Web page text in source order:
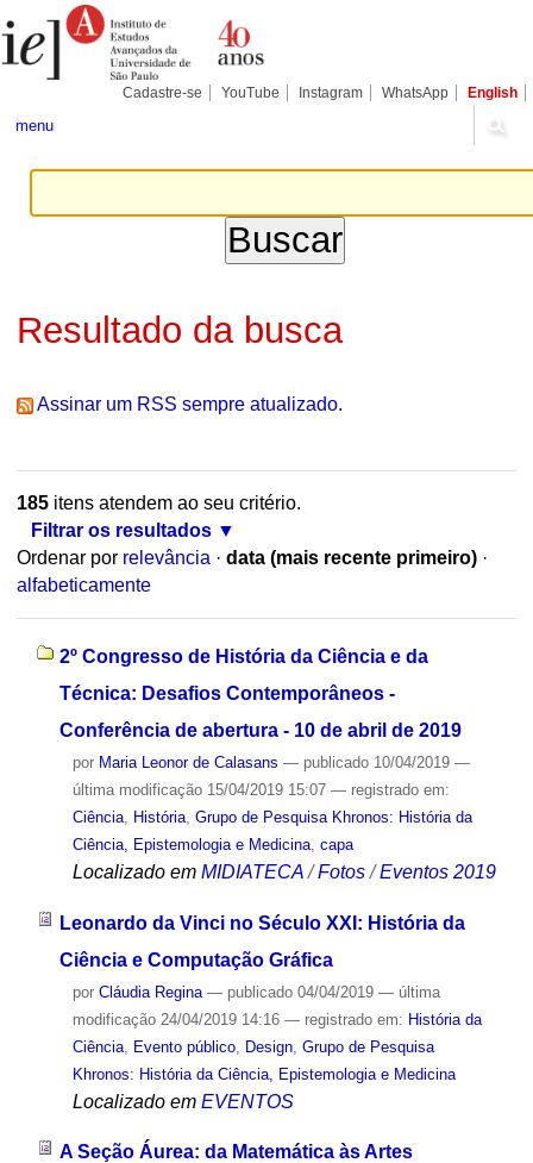
para
conteúdo.
Pessoais
Cadastre-se YouTube Instagram WhatsApp English
menu
Resultado da busca
Assinar um RSS sempre atualizado.
185itens atendem ao seu critério.
Filtrar os resultados
Ordenar por relevância · data (mais recente primeiro) ·
alfabeticamente
2º Congresso de História da Ciência e da
Técnica: Desafios Contemporâneos -
Conferência de abertura - 10 de abril de 2019
por Maria Leonor de Calasans — publicado10/04/2019 —
última modificação15/04/2019 15:07 — registrado em:
Ciência, História, Grupo de Pesquisa Khronos: História da
Ciência, Epistemologia e Medicina, capa
Localizado em MIDIATECA /Fotos /Eventos 2019
Leonardo da Vinci no Século XXI: História da
Ciência e Computação Gráfica
por Cláudia Regina — publicado04/04/2019 — última
modificação24/04/2019 14:16 — registrado em: História da
Ciência, Evento público, Design, Grupo de Pesquisa
Khronos: História da Ciência, Epistemologia e Medicina
Localizado em EVENTOS
A Seção Áurea: da Matemática às Artes